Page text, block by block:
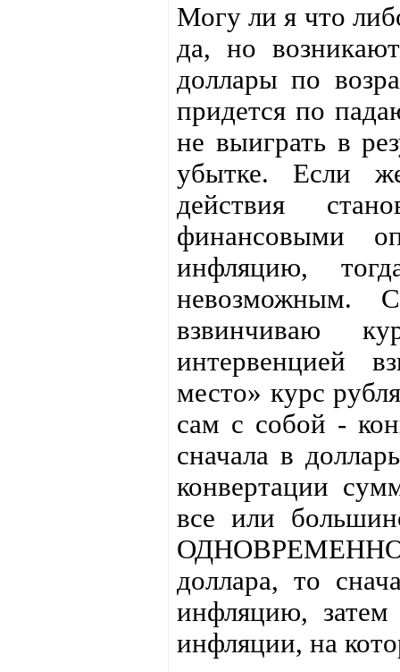
Могу ли я что
да, но
доллары по
придется по
не выиграть в
убытке. Если
действия
финансовыми
инфляцию,
невозможным.
взвинчиваю
интервенцией
место» курс
сам с собой -
сначала в
конвертации
все или
ОДНОВРЕМЕННО
доллара, то
инфляцию, затем
инфляции, на